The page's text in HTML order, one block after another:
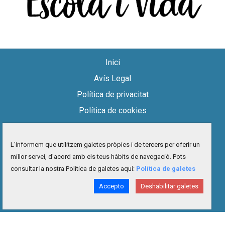
Inici
Avís Legal
Política de privacitat
Política de cookies
Mapa del lloc
Contacte
facebook
twitterinstagram
youtube
L'informem que utilitzem galetes pròpies i de tercers per oferir un
millor servei, d'acord amb els teus hàbits de navegació. Pots
consultar la nostra Política de galetes aquí: Política de galetes
Accepto Deshabilitar galetes